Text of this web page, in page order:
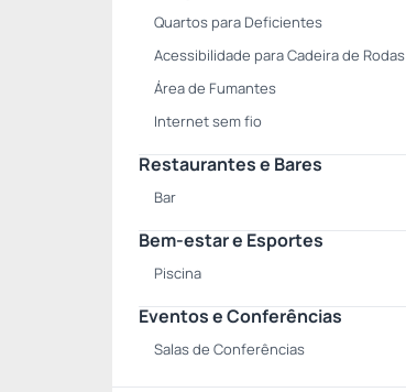
Quartos para Deficientes
Acessibilidade para Cadeira de Rodas
Área de Fumantes
Internet sem fio
Restaurantes e Bares
Bar
Bem-estar e Esportes
Piscina
Eventos e Conferências
Salas de Conferências